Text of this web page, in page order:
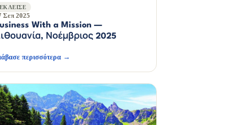
ΈΚΛΕΙΣΕ
Σεπ 2025
With a Mission —
Νοέμβριος 2025
περισσότερα →